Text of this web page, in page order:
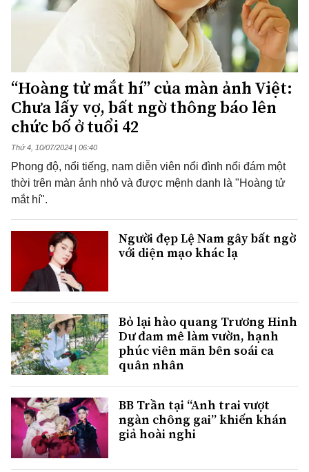
“Hoàng tử mắt hí” của màn ảnh Việt:
Chưa lấy vợ, bất ngờ thông báo lên
chức bố ở tuổi 42
Thứ 4, 10/07/2024 | 06:40
Phong độ, nổi tiếng, nam diễn viên nổi đình nổi đám một
thời trên màn ảnh nhỏ và được mệnh danh là "Hoàng tử
mắt hí".
Người đẹp Lệ Nam gây bất ngờ
với diện mạo khác lạ
Bỏ lại hào quang Trương Hinh
Dư đam mê làm vườn, hạnh
phúc viên mãn bên soái ca
quân nhân
BB Trần tại “Anh trai vượt
ngàn chông gai” khiến khán
giả hoài nghi